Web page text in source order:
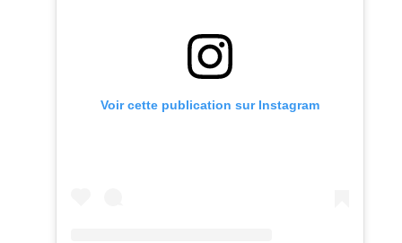
Voir cette publication sur Instagram